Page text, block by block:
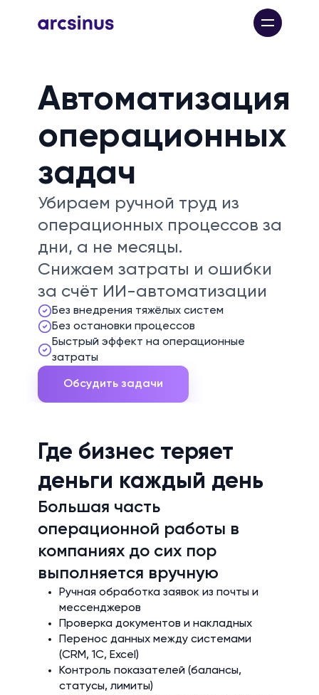
Автоматизация
операционных
задач
Убираем ручной труд из
операционных процессов за
дни, а не месяцы.
Снижаем затраты и ошибки
за счёт ИИ-автоматизации
Без внедрения тяжёлых систем
Без остановки процессов
Быстрый эффект на операционные
затраты
Обсудить задачи
Где бизнес теряет
деньги каждый день
Большая часть
операционной работы в
компаниях до сих пор
выполняется вручную
Ручная обработка заявок из почты и
мессенджеров
Проверка документов и накладных
Перенос данных между системами
(CRM, 1С, Excel)
Контроль показателей (балансы,
статусы, лимиты)